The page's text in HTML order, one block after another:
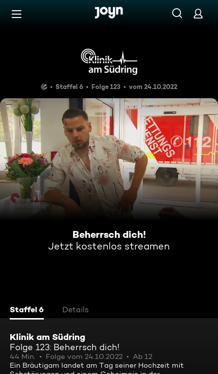
Zum Inhalt springen
Beherrsch dich!
Staffel 6 Folge 123 vom 24.10.2022
Beherrsch dich!
Jetzt kostenlos streamen
Staffel 6 Details
Klinik am Südring
Folge 123: Beherrsch dich!
44 Min. Folge vom 24.10.2022
Ab 12
Ein Bräutigam landet am Tag seiner Hochzeit mit